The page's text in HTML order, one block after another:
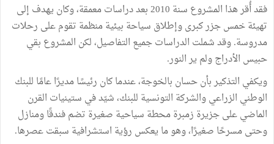
فقد أُقر هذا المشروع سنة 2010 بعد دراسات معمقة، وكان يهدف إلى
تهيئة خمس جزر كبرى وإطلاق سياحة بيئية منظمة تقوم على رحلات
مدروسة. وقد شملت الدراسات جميع التفاصيل، لكن المشروع بقي
حبيس الأدراج ولم ير النور.
ويكفي التذكير بأن حسان بالخوجة، عندما كان رئيسًا مديرًا عامًا للبنك
الوطني الزراعي والشركة التونسية للبنك، شيّد في ستينيات القرن
الماضي على جزيرة زمبرة محطة سياحية صغيرة تضم فندقًا ومنازل
وحتى مسرحًا صغيرًا، وهو ما يعكس رؤية استشرافية سبقت عصرها.